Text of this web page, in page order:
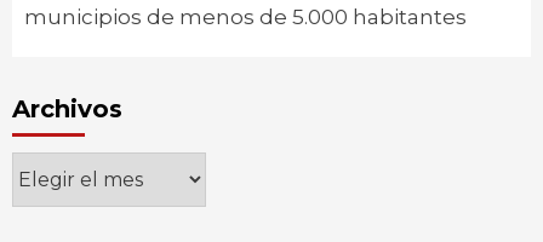
municipios de menos de 5.000 habitantes
Archivos